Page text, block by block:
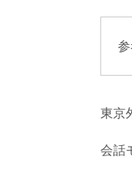
参
東京
会話